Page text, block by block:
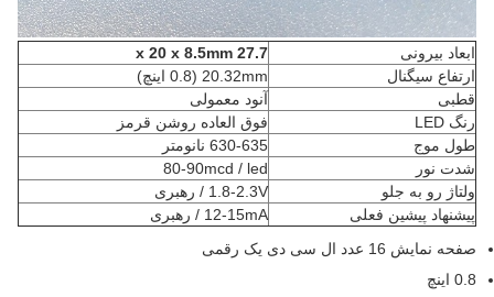
ابعاد بیرونی
27.7 x 20 x 8.5mm
ارتفاع سیگنال
20.32mm (0.8 اینچ)
قطبی
آنود معمولی
رنگ LED
فوق العاده روشن قرمز
طول موج
630-635 نانومتر
شدت نور
80-90mcd / led
ولتاژ رو به جلو
1.8-2.3V / رهبری
پیشنهاد پیشین فعلی
12-15mA / رهبری
صفحه نمایش 16 عدد ال سی دی یک رقمی
0.8 اینچ